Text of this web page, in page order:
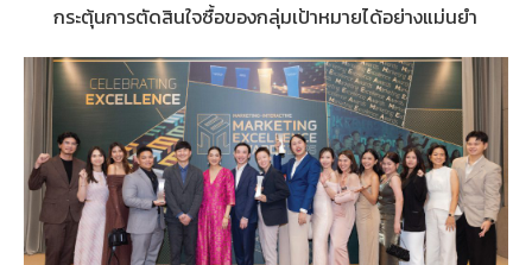
กระตุ้นการตัดสินใจซื้อของกลุ่มเป้าหมายได้อย่างแม่นยำ